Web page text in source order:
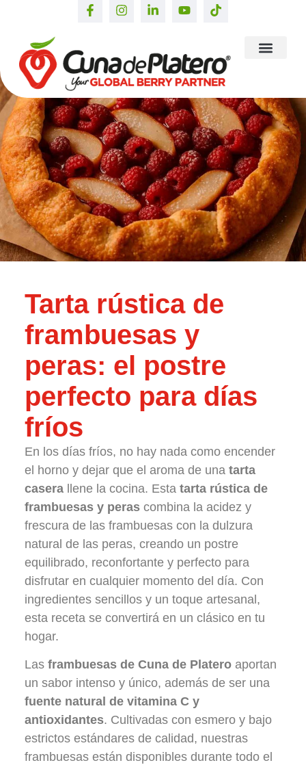
Tarta rústica de
frambuesas y
peras: el postre
perfecto para días
fríos
En los días fríos, no hay nada como encender
el horno y dejar que el aroma de una tarta
caserallene la cocina. Esta tarta rústica de
frambuesas y perascombina la acidez y
frescura de las frambuesas con la dulzura
natural de las peras, creando un postre
equilibrado, reconfortante y perfecto para
disfrutar en cualquier momento del día. Con
ingredientes sencillos y un toque artesanal,
esta receta se convertirá en un clásico en tu
hogar.
Las frambuesas de Cuna de Plateroaportan
un sabor intenso y único, además de ser una
fuente natural de vitamina C y
antioxidantes. Cultivadas con esmero y bajo
estrictos estándares de calidad, nuestras
frambuesas están disponibles durante todo el